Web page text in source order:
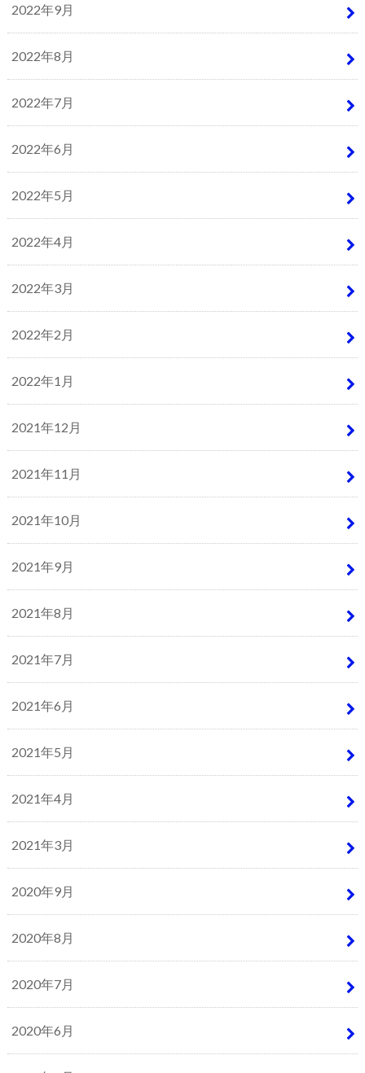
2022年9月
2022年8月
2022年7月
2022年6月
2022年5月
2022年4月
2022年3月
2022年2月
2022年1月
2021年12月
2021年11月
2021年10月
2021年9月
2021年8月
2021年7月
2021年6月
2021年5月
2021年4月
2021年3月
2020年9月
2020年8月
2020年7月
2020年6月